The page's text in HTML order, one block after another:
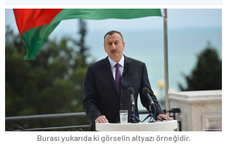
Burası yukarıda ki görselin altyazı örneğidir.